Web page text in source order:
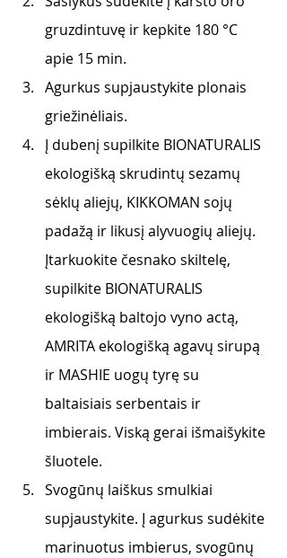
gruzdintuvę ir kepkite 180 °C
apie 15 min.
Agurkus supjaustykite plonais
griežinėliais.
Į dubenį supilkite BIONATURALIS
ekologišką skrudintų sezamų
sėklų aliejų, KIKKOMAN sojų
padažą ir likusį alyvuogių aliejų.
Įtarkuokite česnako skiltelę,
supilkite BIONATURALIS
ekologišką baltojo vyno actą,
AMRITA ekologišką agavų sirupą
ir MASHIE uogų tyrę su
baltaisiais serbentais ir
imbierais. Viską gerai išmaišykite
šluotele.
Svogūnų laiškus smulkiai
supjaustykite. Į agurkus sudėkite
marinuotus imbierus, svogūnų